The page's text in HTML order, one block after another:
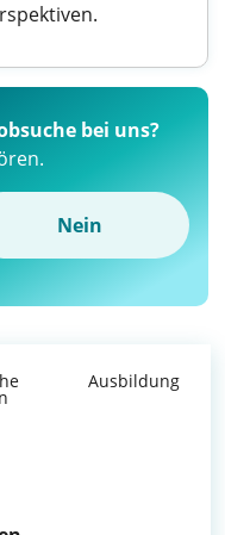
bei uns?
Nein
Ausbildung